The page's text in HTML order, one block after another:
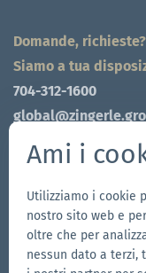
Domande, richieste?
Siamo a tua
704-312-1600
Vai
alla
Vai
alla
pagina
Seguici
su
YouTube
I nostri brand
Ami i
Utilizziamo i cookie
nostro sito web e
oltre che per
nessun dato a terzi,